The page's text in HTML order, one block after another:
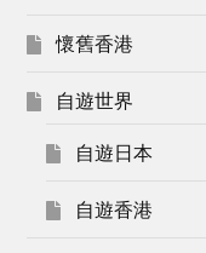
懷舊香港
自遊世界
自遊日本
自遊香港